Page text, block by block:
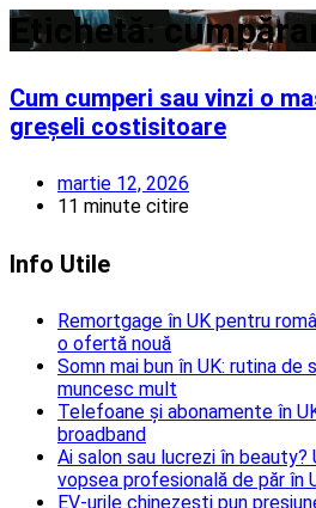
Etichetă:
Cum cumperi sau vinzi o
greșeli costisitoare
martie 12, 2026
11 minute citire
Info Utile
Remortgage în UK pentru
o ofertă nouă
Somn mai bun în UK: rutina de
muncesc mult
Telefoane și abonamente în
broadband
Ai salon sau lucrezi în
vopsea profesională de păr în
EV-urile chinezești pun